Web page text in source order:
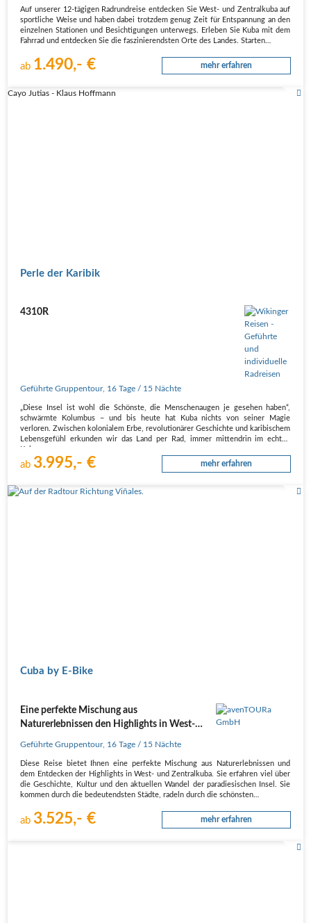
Auf unserer 12-tägigen Radrundreise entdecken Sie West- und Zentralkuba auf
sportliche Weise und haben dabei trotzdem genug Zeit für Entspannung an den
einzelnen Stationen und Besichtigungen unterwegs. Erleben Sie Kuba mit dem
Fahrrad und entdecken Sie die faszinierendsten Orte des Landes. Starten…
ab 1.490,- € mehr erfahren
Cayo Jutias - Klaus Hoffmann
Perle der Karibik
4310R
Geführte Gruppentour, 16 Tage / 15 Nächte
„Diese Insel ist wohl die Schönste, die Menschenaugen je gesehen haben“,
schwärmte Kolumbus – und bis heute hat Kuba nichts von seiner Magie
verloren. Zwischen kolonialem Erbe, revolutionärer Geschichte und karibischem
Lebensgefühl erkunden wir das Land per Rad, immer mittendrin im echten
Plant…
ab 3.995,- € mehr erfahren
Cuba by E-Bike
Eine perfekte Mischung aus
Naturerlebnissen den Highlights in West-
Geführte Gruppentour, 16 Tage / 15 Nächte
Diese Reise bietet Ihnen eine perfekte Mischung aus Naturerlebnissen und
dem Entdecken der Highlights in West- und Zentralkuba. Sie erfahren viel über
die Geschichte, Kultur und den aktuellen Wandel der paradiesischen Insel. Sie
kommen durch die bedeutendsten Städte, radeln durch die schönsten…
ab 3.525,- € mehr erfahren